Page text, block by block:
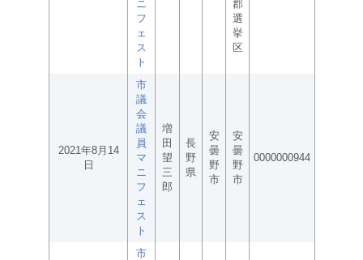
ニ
フ
ェ
ス
ト
郡
選
挙
区
2021年8月14
日
市
議
会
議
員
マ
ニ
フ
ェ
ス
ト
増
田
望
三
郎
長
野
県
安
曇
野
市
安
曇
野
市
0000000944
市